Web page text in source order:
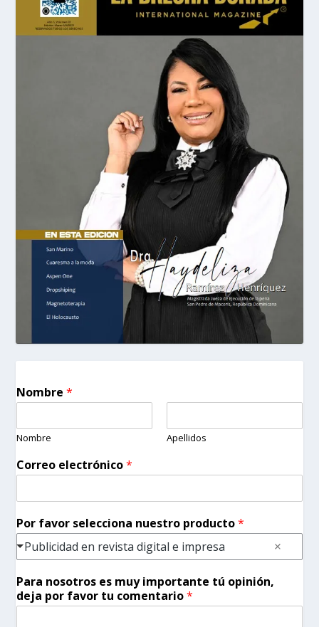
Nombre*
Nombre Apellidos
Correo electrónico*
Por favor selecciona nuestro producto*
Publicidad en revista digital e impresa
Para nosotros es muy importante tú opinión,
deja por favor tu comentario*